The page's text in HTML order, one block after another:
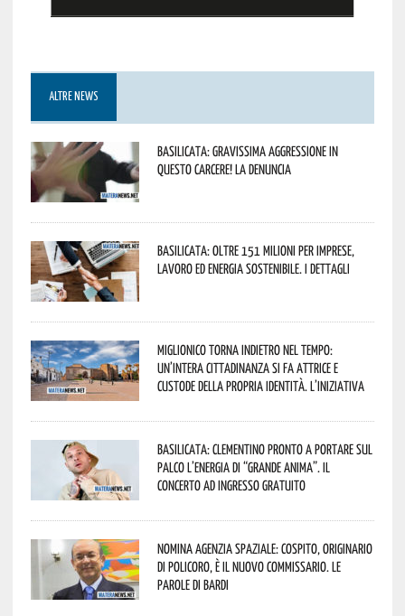
ALTRE NEWS
Basilicata: gravissima aggressione in
questo Carcere! La denuncia
Basilicata: oltre 151 milioni per imprese,
lavoro ed energia sostenibile. I dettagli
Miglionico torna indietro nel tempo:
un’intera cittadinanza si fa attrice e
custode della propria identità. L’iniziativa
Basilicata: Clementino pronto a portare sul
palco l’energia di “Grande Anima”. Il
concerto ad ingresso gratuito
Nomina Agenzia Spaziale: Cospito, originario
di Policoro, è il nuovo commissario. Le
parole di Bardi